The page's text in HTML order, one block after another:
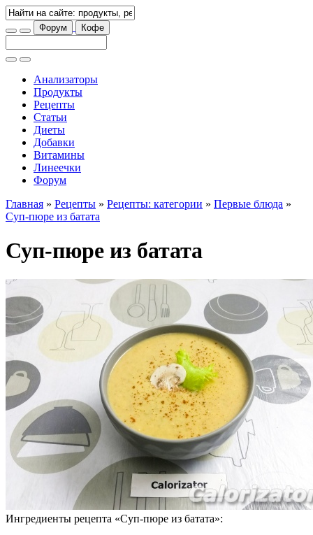
Форум Кофе
Анализаторы
Продукты
Рецепты
Статьи
Диеты
Добавки
Витамины
Линеечки
Форум
Главная » Рецепты » Рецепты: категории » Первые блюда »
Суп-пюре из батата
Суп-пюре из батата
Ингредиенты рецепта «Суп-пюре из батата»: